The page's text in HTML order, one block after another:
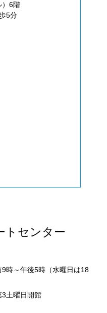
）6階
5分
トセンター
時～午後5時（水曜日は18
土曜日開館